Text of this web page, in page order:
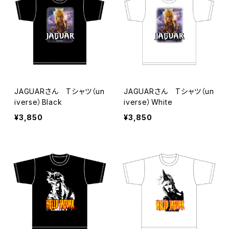
JAGUARさん Tシャツ（un
iverse）Black
¥3,850
JAGUARさん Tシャツ（un
iverse）White
¥3,850